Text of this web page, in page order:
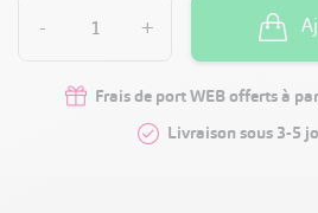
- +
Frais de port WEB offerts à
Livraison sous 3-5